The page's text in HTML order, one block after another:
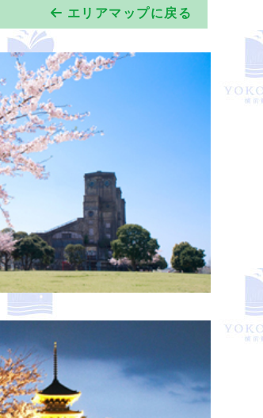
エリアマップに戻る